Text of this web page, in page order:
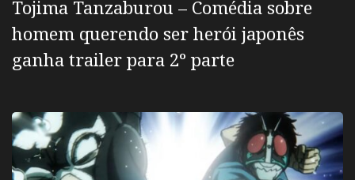
Tojima Tanzaburou – Comédia sobre
homem querendo ser herói japonês
ganha trailer para 2º parte